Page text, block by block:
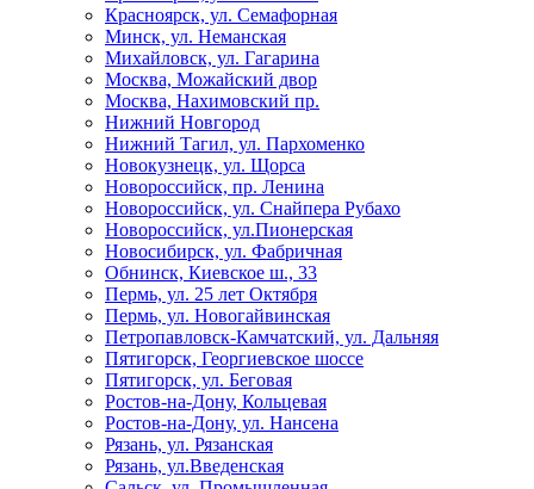
Красноярск, ул. Семафорная
Минск, ул. Неманская
Михайловск, ул. Гагарина
Москва, Можайский двор
Москва, Нахимовский пр.
Нижний Новгород
Нижний Тагил, ул. Пархоменко
Новокузнецк, ул. Щорса
Новороссийск, пр. Ленина
Новороссийск, ул. Снайпера Рубахо
Новороссийск, ул.Пионерская
Новосибирск, ул. Фабричная
Обнинск, Киевское ш., 33
Пермь, ул. 25 лет Октября
Пермь, ул. Новогайвинская
Петропавловск-Камчатский, ул. Дальняя
Пятигорск, Георгиевское шоссе
Пятигорск, ул. Беговая
Ростов-на-Дону, Кольцевая
Ростов-на-Дону, ул. Нансена
Рязань, ул. Рязанская
Рязань, ул.Введенская